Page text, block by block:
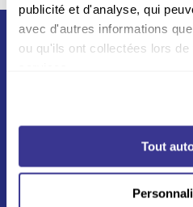
publicité et d'analyse, qui
avec d'autres informations
ou qu'ils ont collectées lors
Tout
Né du partenariat entre
2012, Asendia s'appuie
plus de 200